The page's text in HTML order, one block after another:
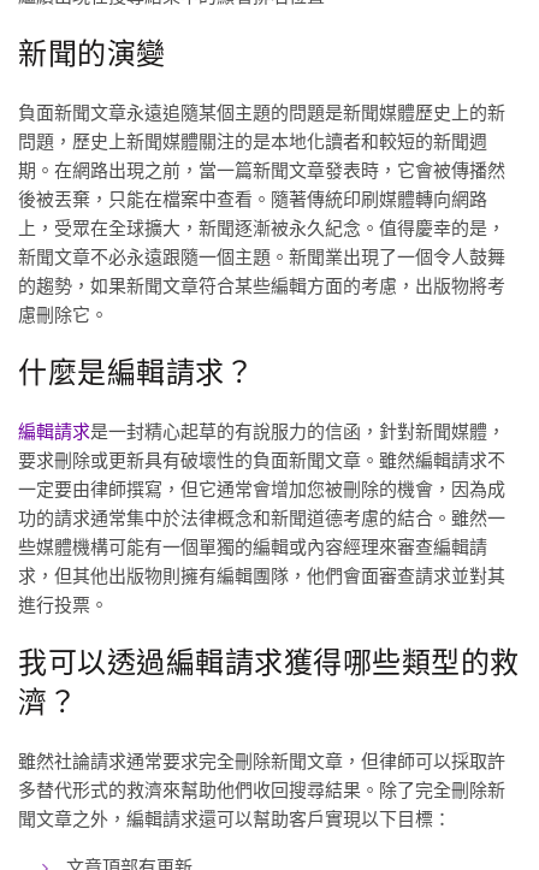
新聞的演變
負面新聞文章永遠追隨某個主題的問題是新聞媒體歷史上的新
問題，歷史上新聞媒體關注的是本地化讀者和較短的新聞週
期。在網路出現之前，當一篇新聞文章發表時，它會被傳播然
後被丟棄，只能在檔案中查看。隨著傳統印刷媒體轉向網路
上，受眾在全球擴大，新聞逐漸被永久紀念。值得慶幸的是，
新聞文章不必永遠跟隨一個主題。新聞業出現了一個令人鼓舞
的趨勢，如果新聞文章符合某些編輯方面的考慮，出版物將考
慮刪除它。
什麼是編輯請求？
編輯請求是一封精心起草的有說服力的信函，針對新聞媒體，
要求刪除或更新具有破壞性的負面新聞文章。雖然編輯請求不
一定要由律師撰寫，但它通常會增加您被刪除的機會，因為成
功的請求通常集中於法律概念和新聞道德考慮的結合。雖然一
些媒體機構可能有一個單獨的編輯或內容經理來審查編輯請
求，但其他出版物則擁有編輯團隊，他們會面審查請求並對其
進行投票。
我可以透過編輯請求獲得哪些類型的救
濟？
雖然社論請求通常要求完全刪除新聞文章，但律師可以採取許
多替代形式的救濟來幫助他們收回搜尋結果。除了完全刪除新
聞文章之外，編輯請求還可以幫助客戶實現以下目標：